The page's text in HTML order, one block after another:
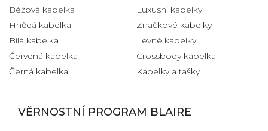
Béžová kabelka
Hnědá kabelka
Bílá kabelka
Červená kabelka
Černá kabelka
Luxusní kabelky
Značkové kabelky
Levné kabelky
Crossbody kabelka
Kabelky a tašky
VĚRNOSTNÍ PROGRAM BLAIRE